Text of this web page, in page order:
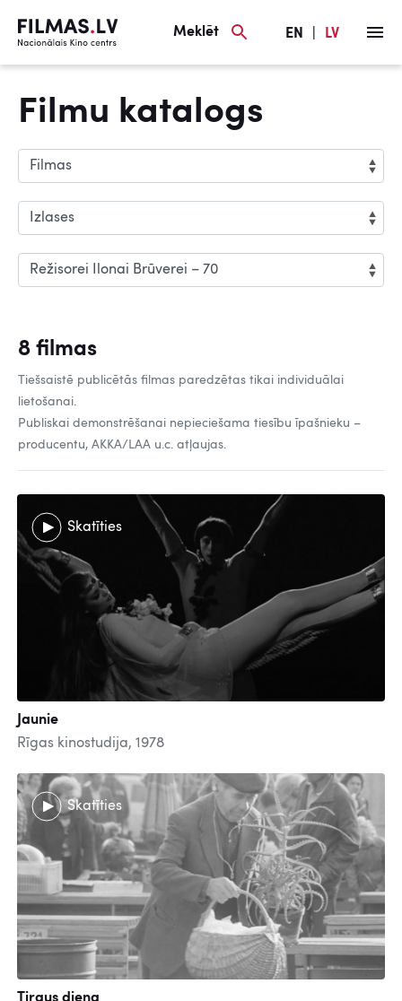
Meklēt EN LV
Filmu katalogs
8 filmas
Tiešsaistē publicētās filmas paredzētas tikai individuālai
lietošanai.
Publiskai demonstrēšanai nepieciešama tiesību īpašnieku –
producentu, AKKA/LAA u.c. atļaujas.
Skatīties
Jaunie
Rīgas kinostudija, 1978
Skatīties